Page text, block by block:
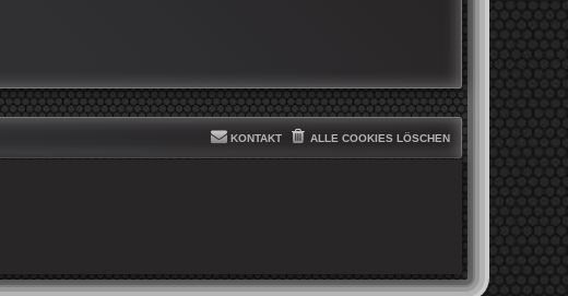
ALLE COOKIES LÖSCHEN
KONTAKT